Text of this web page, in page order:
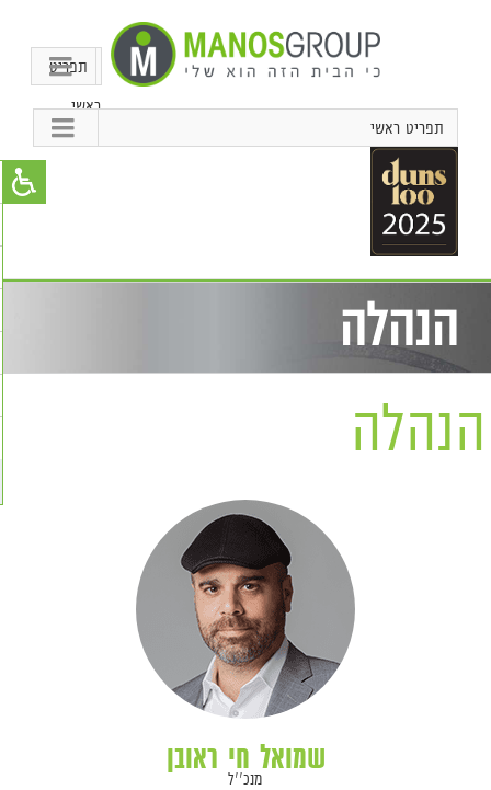
תפריט
ראשי
תפריט ראשי
הנהלה
הנהלה
שמואל חי ראובן
מנכ''ל